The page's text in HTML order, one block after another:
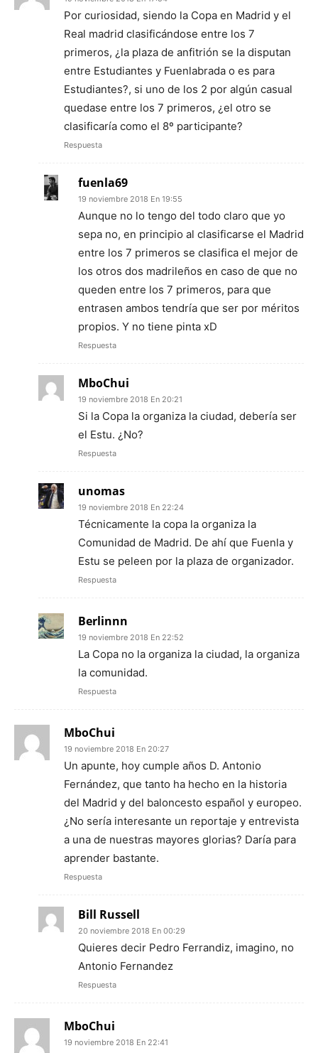
Por curiosidad, siendo la Copa en Madrid y el
Real madrid clasificándose entre los 7
primeros, ¿la plaza de anfitrión se la disputan
entre Estudiantes y Fuenlabrada o es para
Estudiantes?, si uno de los 2 por algún casual
quedase entre los 7 primeros, ¿el otro se
clasificaría como el 8º participante?
Respuesta
fuenla69
19 noviembre 2018 En 19:55
Aunque no lo tengo del todo claro que yo
sepa no, en principio al clasificarse el Madrid
entre los 7 primeros se clasifica el mejor de
los otros dos madrileños en caso de que no
queden entre los 7 primeros, para que
entrasen ambos tendría que ser por méritos
propios. Y no tiene pinta xD
Respuesta
MboChui
19 noviembre 2018 En 20:21
Si la Copa la organiza la ciudad, debería ser
el Estu. ¿No?
Respuesta
unomas
19 noviembre 2018 En 22:24
Técnicamente la copa la organiza la
Comunidad de Madrid. De ahí que Fuenla y
Estu se peleen por la plaza de organizador.
Respuesta
Berlinnn
19 noviembre 2018 En 22:52
La Copa no la organiza la ciudad, la organiza
la comunidad.
Respuesta
MboChui
19 noviembre 2018 En 20:27
Un apunte, hoy cumple años D. Antonio
Fernández, que tanto ha hecho en la historia
del Madrid y del baloncesto español y europeo.
¿No sería interesante un reportaje y entrevista
a una de nuestras mayores glorias? Daría para
aprender bastante.
Respuesta
Bill Russell
20 noviembre 2018 En 00:29
Quieres decir Pedro Ferrandiz, imagino, no
Antonio Fernandez
Respuesta
MboChui
19 noviembre 2018 En 22:41